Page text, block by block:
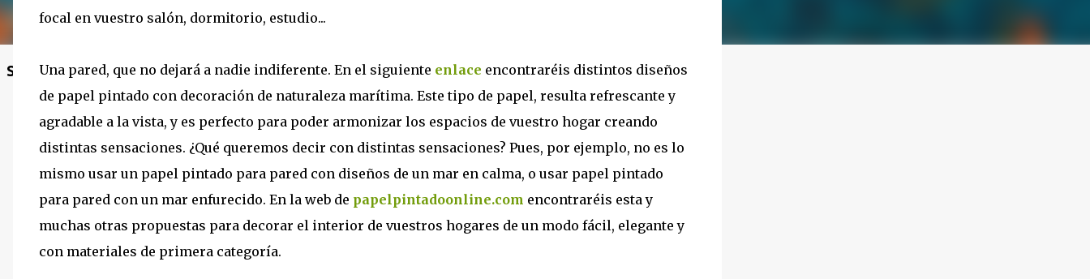
Sigue el blog
focal en vuestro salón, dormitorio, estudio...
Una pared, que no dejará a nadie indiferente. En el siguiente enlace encontraréis distintos diseños
de papel pintado con decoración de naturaleza marítima. Este tipo de papel, resulta refrescante y
agradable a la vista, y es perfecto para poder armonizar los espacios de vuestro hogar creando
distintas sensaciones. ¿Qué queremos decir con distintas sensaciones? Pues, por ejemplo, no es lo
mismo usar un papel pintado para pared con diseños de un mar en calma, o usar papel pintado
para pared con un mar enfurecido. En la web de papelpintadoonline.com encontraréis esta y
muchas otras propuestas para decorar el interior de vuestros hogares de un modo fácil, elegante y
con materiales de primera categoría.